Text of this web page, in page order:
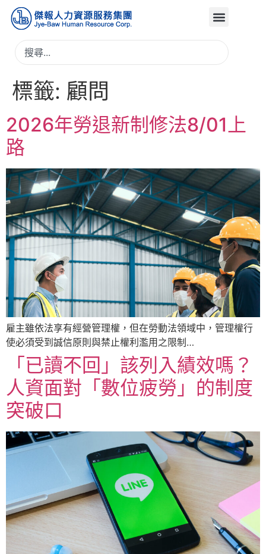
標籤: 顧問
2026年勞退新制修法8/01上
路
雇主雖依法享有經營管理權，但在勞動法領域中，管理權行
使必須受到誠信原則與禁止權利濫用之限制…
「已讀不回」該列入績效嗎？
人資面對「數位疲勞」的制度
突破口